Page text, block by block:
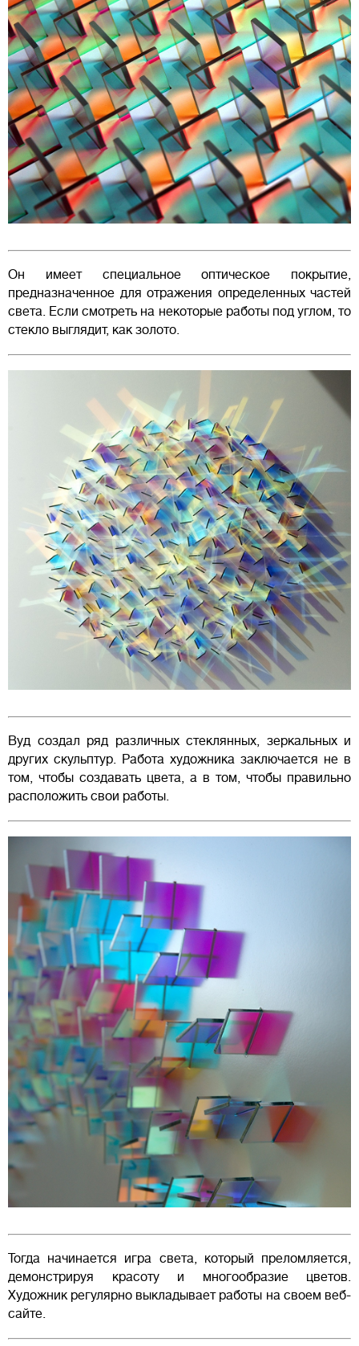
Он имеет специальное оптическое покрытие,
предназначенное для отражения определенных частей
света. Если смотреть на некоторые работы под углом, то
стекло выглядит, как золото.
Вуд создал ряд различных стеклянных, зеркальных и
других скульптур. Работа художника заключается не в
том, чтобы создавать цвета, а в том, чтобы правильно
расположить свои работы.
Тогда начинается игра света, который преломляется,
демонстрируя красоту и многообразие цветов.
Художник регулярно выкладывает работы на своем веб-
сайте.